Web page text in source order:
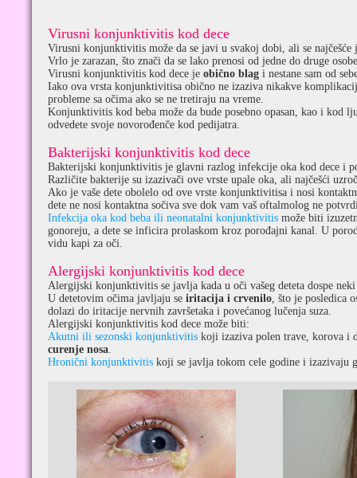
Virusni konjunktivitis kod dece
Virusni konjunktivitis može da se javi u svakoj dobi, ali se najčešće
Vrlo je zarazan, što znači da se lako prenosi od jedne do druge
Virusni konjunktivitis kod dece je obično blag i nestane sam od
Iako ova vrsta konjunktivitisa obično ne izaziva nikakve
probleme sa očima ako se ne tretiraju na vreme.
Konjunktivitis kod beba može da bude posebno opasan, kao i kod
odvedete svoje novorođenče kod pedijatra.
Bakterijski konjunktivitis kod dece
Bakterijski konjunktivitis je glavni razlog infekcije oka kod dece i
Različite bakterije su izazivači ove vrste upale oka, ali najčešći
Ako je vaše dete obolelo od ove vrste konjunktivitisa i nosi
dete ne nosi kontaktna sočiva sve dok vam vaš oftalmolog ne
Infekcija oka kod beba ili neonatalni konjunktivitis može biti
gonoreju, a dete se inficira prolaskom kroz porođajni kanal. U
vidu kapi za oči.
Alergijski konjunktivitis kod dece
Alergijski konjunktivitis se javlja kada u oči vašeg deteta dospe
U detetovim očima javljaju se iritacija i crvenilo, što je posledica
dolazi do iritacije nervnih završetaka i povećanog lučenja suza.
Alergijski konjunktivitis kod dece može biti:
Akutni ili sezonski konjunktivitis koji izaziva polen trave, korova i
curenje nosa.
Hronični konjunktivitis koji se javlja tokom cele godine i izazivaju